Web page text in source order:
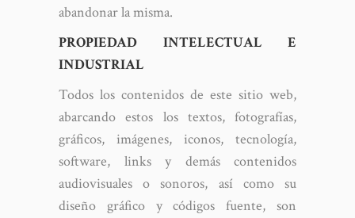
abandonar la misma.
PROPIEDAD INTELECTUAL E
INDUSTRIAL
Todos los contenidos de este sitio web,
abarcando estos los textos, fotografías,
gráficos, imágenes, iconos, tecnología,
software, links y demás contenidos
audiovisuales o sonoros, así como su
diseño gráfico y códigos fuente, son